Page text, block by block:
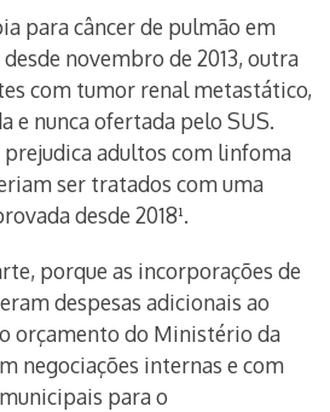
para câncer de pulmão em
novembro de 2013, outra
com tumor renal metastático,
e nunca ofertada pelo SUS.
adultos com linfoma
ser tratados com uma
desde 2018¹.
porque as incorporações de
despesas adicionais ao
orçamento do Ministério da
negociações internas e com
para o